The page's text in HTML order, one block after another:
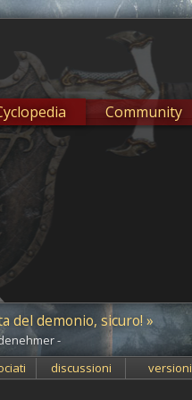
Community
del demonio, sicuro! »
-
discussioni versioni